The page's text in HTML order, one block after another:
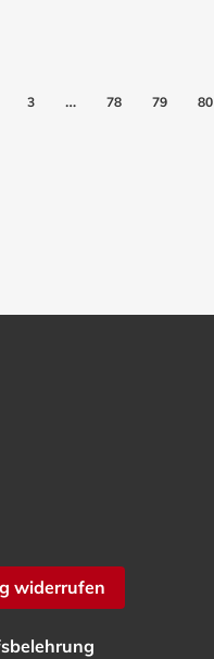
3 … 78 79 80
widerrufen